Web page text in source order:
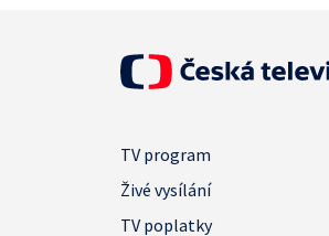
TV program
Živé vysílání
TV poplatky